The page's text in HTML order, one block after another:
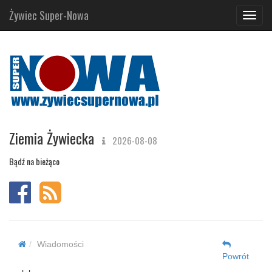
Żywiec Super-Nowa
Ziemia Żywiecka 2026-08-08
Bądź na bieżąco
Wiadomości
Powrót